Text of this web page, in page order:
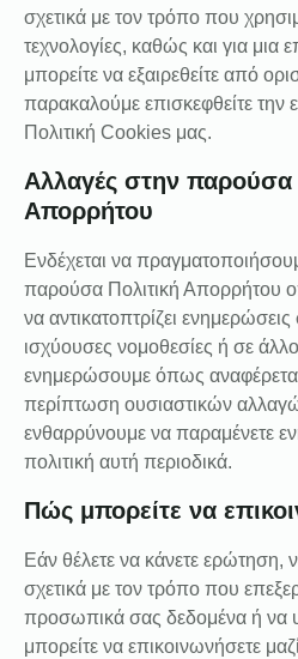
σχετικά με τον τρόπο που
τεχνολογίες, καθώς και για μια
μπορείτε να εξαιρεθείτε από
παρακαλούμε επισκεφθείτε την
Πολιτική Cookies μας.
Αλλαγές στην παρούσα
Απορρήτου
Ενδέχεται να
παρούσα Πολιτική Απορρήτου
να αντικατοπτρίζει
ισχύουσες νομοθεσίες ή σε
ενημερώσουμε όπως
περίπτωση ουσιαστικών
ενθαρρύνουμε να παραμένετε
πολιτική αυτή περιοδικά.
Πώς μπορείτε να
Εάν θέλετε να κάνετε ερώτηση,
σχετικά με τον τρόπο που
προσωπικά σας δεδομένα ή να
μπορείτε να επικοινωνήσετε